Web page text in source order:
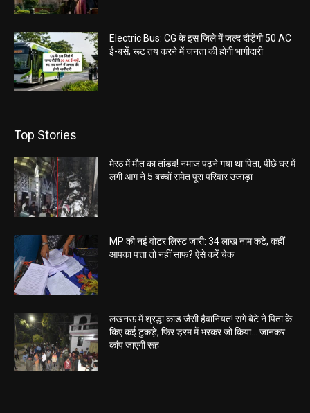
Electric Bus: CG के इस जिले में जल्द दौड़ेंगी 50 AC
ई-बसें, रूट तय करने में जनता की होगी भागीदारी
Top Stories
मेरठ में मौत का तांडव! नमाज पढ़ने गया था पिता, पीछे घर में
लगी आग ने 5 बच्चों समेत पूरा परिवार उजाड़ा
MP की नई वोटर लिस्ट जारी: 34 लाख नाम कटे, कहीं
आपका पत्ता तो नहीं साफ? ऐसे करें चेक
लखनऊ में श्रद्धा कांड जैसी हैवानियत! सगे बेटे ने पिता के
किए कई टुकड़े, फिर ड्रम में भरकर जो किया… जानकर
कांप जाएगी रूह